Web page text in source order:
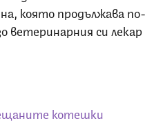
която продължава по-
ветеринарния си лекар
котешки